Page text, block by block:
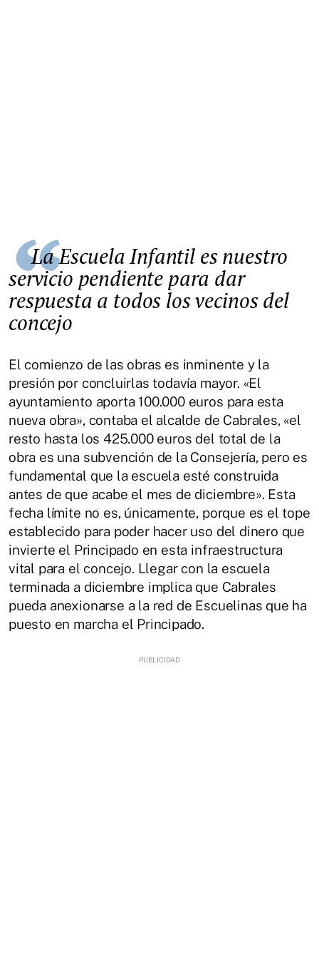
La Escuela Infantil es nuestro
servicio pendiente para dar
respuesta a todos los vecinos del
concejo
El comienzo de las obras es inminente y la
presión por concluirlas todavía mayor. «El
ayuntamiento aporta 100.000 euros para esta
nueva obra», contaba el alcalde de Cabrales, «el
resto hasta los 425.000 euros del total de la
obra es una subvención de la Consejería, pero es
fundamental que la escuela esté construida
antes de que acabe el mes de diciembre». Esta
fecha límite no es, únicamente, porque es el tope
establecido para poder hacer uso del dinero que
invierte el Principado en esta infraestructura
vital para el concejo. Llegar con la escuela
terminada a diciembre implica que Cabrales
pueda anexionarse a la red de Escuelinas que ha
puesto en marcha el Principado.